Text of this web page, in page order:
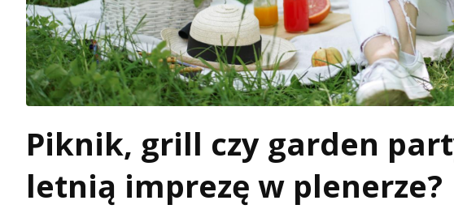
Piknik, grill czy garden
letnią imprezę w plenerze?